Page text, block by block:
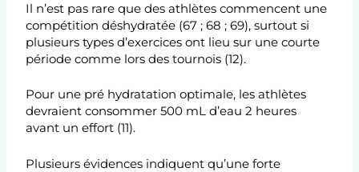
Il n’est pas rare que des athlètes commencent une
compétition déshydratée (67 ; 68 ; 69), surtout si
plusieurs types d’exercices ont lieu sur une courte
période comme lors des tournois (12).
Pour une pré hydratation optimale, les athlètes
devraient consommer 500 mL d’eau 2 heures
avant un effort (11).
Plusieurs évidences indiquent qu’une forte